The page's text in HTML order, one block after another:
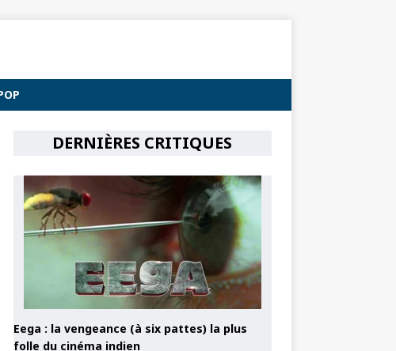
DERNIÈRES CRITIQUES
Eega : la vengeance (à six pattes) la plus
folle du cinéma indien